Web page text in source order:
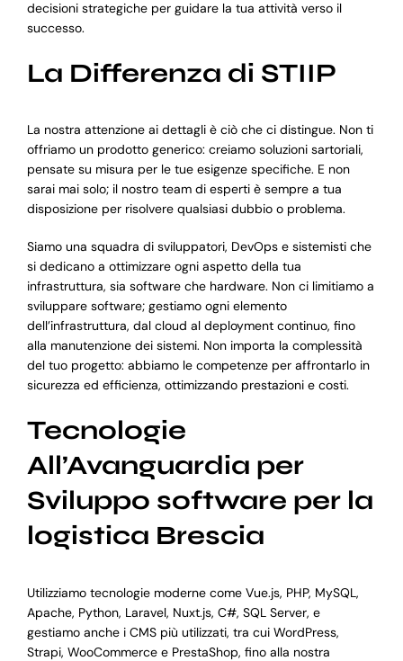
decisioni strategiche per guidare la tua attività verso il
successo.
La Differenza di STIIP
La nostra attenzione ai dettagli è ciò che ci distingue. Non ti
offriamo un prodotto generico: creiamo soluzioni sartoriali,
pensate su misura per le tue esigenze specifiche. E non
sarai mai solo; il nostro team di esperti è sempre a tua
disposizione per risolvere qualsiasi dubbio o problema.
Siamo una squadra di sviluppatori, DevOps e sistemisti che
si dedicano a ottimizzare ogni aspetto della tua
infrastruttura, sia software che hardware. Non ci limitiamo a
sviluppare software; gestiamo ogni elemento
dell’infrastruttura, dal cloud al deployment continuo, fino
alla manutenzione dei sistemi. Non importa la complessità
del tuo progetto: abbiamo le competenze per affrontarlo in
sicurezza ed efficienza, ottimizzando prestazioni e costi.
Tecnologie
All’Avanguardia per
Sviluppo software per la
logistica Brescia
Utilizziamo tecnologie moderne come Vue.js, PHP, MySQL,
Apache, Python, Laravel, Nuxt.js, C#, SQL Server, e
gestiamo anche i CMS più utilizzati, tra cui WordPress,
Strapi, WooCommerce e PrestaShop, fino alla nostra